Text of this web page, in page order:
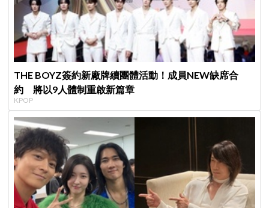
THE BOYZ簽約新廠牌續團體活動！成員NEW缺席合
約 將以9人體制重啟新篇章
KPOP